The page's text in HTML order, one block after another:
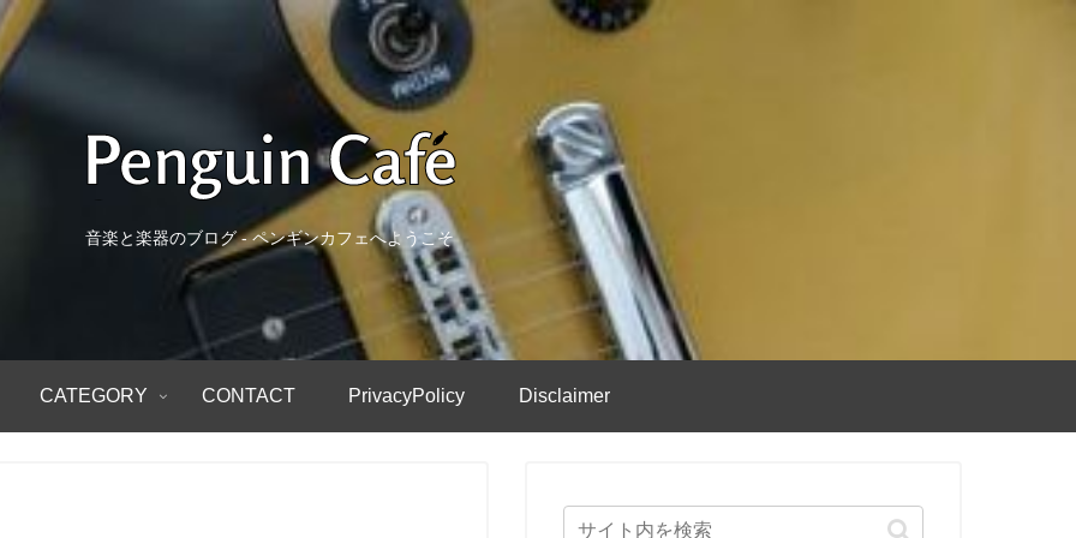
音楽と楽器のブログ - ペンギンカフェへようこそ
CATEGORY CONTACT PrivacyPolicy Disclaimer